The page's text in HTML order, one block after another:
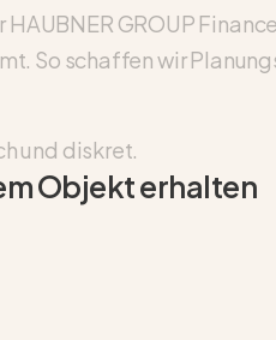
GROUP
So schaffen wir
und diskret.
Objekt erhalten